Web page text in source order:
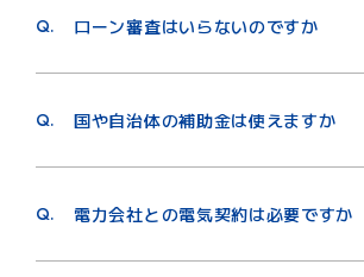
引越しなら、電気とガスをまとめて
ください。
Q.
ローン審査はいらないのですか
A.
ローン審査は不要です。月々のサー
Q.
国や自治体の補助金は使えますか
A.
補助金が適用される場合がございま
をご活用いただくことができます。
Q.
電力会社との電気契約は必要ですか
A.
必要です。日中太陽光で発電した電